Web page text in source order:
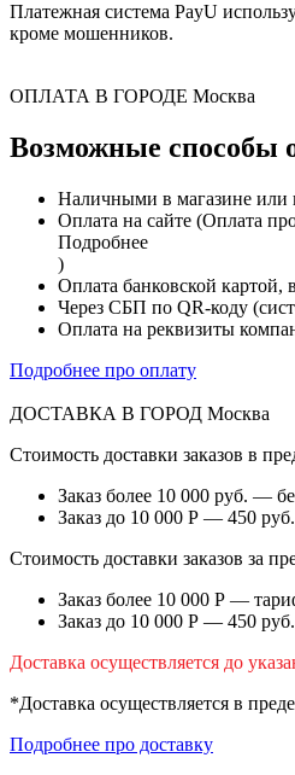
Платежная система PayU
кроме мошенников.
ОПЛАТА В ГОРОДЕ Москва
Возможные способы
Наличными в магазине или
Оплата на сайте (Оплата
Подробнее
)
Оплата банковской картой,
Через СБП по QR-коду
Оплата на реквизиты
Подробнее про оплату
ДОСТАВКА В ГОРОД Москва
Стоимость доставки заказов в
Заказ более 10 000 руб. —
Заказ до 10 000 Р — 450 руб.
Стоимость доставки заказов за
Заказ более 10 000 Р —
Заказ до 10 000 Р — 450
Доставка осуществляется до
*Доставка осуществляется в
Подробнее про доставку